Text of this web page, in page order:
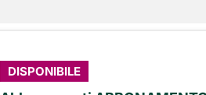
DISPONIBILE